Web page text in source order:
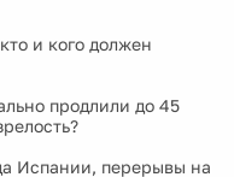
и кого должен
продлили до 45
Испании, перерывы на